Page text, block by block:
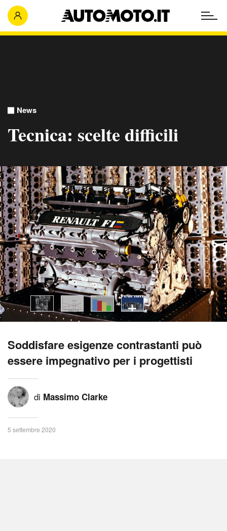
News
Tecnica: scelte difficili
vedi tutti
Soddisfare esigenze contrastanti può
essere impegnativo per i progettisti
di Massimo Clarke
5 settembre 2020